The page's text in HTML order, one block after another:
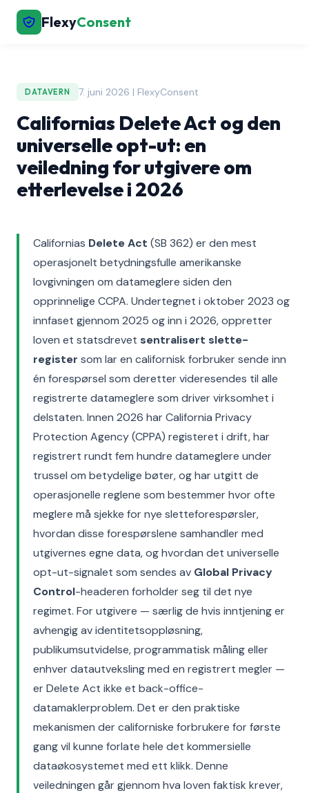
FlexyConsent
DATAVERN 7. juni 2026 | FlexyConsent
Californias Delete Act og den
universelle opt-ut: en
veiledning for utgivere om
etterlevelse i 2026
Californias Delete Act (SB 362) er den mest
operasjonelt betydningsfulle amerikanske
lovgivningen om datameglere siden den
opprinnelige CCPA. Undertegnet i oktober 2023 og
innfaset gjennom 2025 og inn i 2026, oppretter
loven et statsdrevet sentralisert slette-
register som lar en californisk forbruker sende inn
én forespørsel som deretter videresendes til alle
registrerte datameglere som driver virksomhet i
delstaten. Innen 2026 har California Privacy
Protection Agency (CPPA) registeret i drift, har
registrert rundt fem hundre datameglere under
trussel om betydelige bøter, og har utgitt de
operasjonelle reglene som bestemmer hvor ofte
meglere må sjekke for nye sletteforespørsler,
hvordan disse forespørslene samhandler med
utgivernes egne data, og hvordan det universelle
opt-ut-signalet som sendes av Global Privacy
Control-headeren forholder seg til det nye
regimet. For utgivere — særlig de hvis inntjening er
avhengig av identitetsoppløsning,
publikumsutvidelse, programmatisk måling eller
enhver datautveksling med en registrert megler —
er Delete Act ikke et back-office-
datamaklerproblem. Det er den praktiske
mekanismen der californiske forbrukere for første
gang vil kunne forlate hele det kommersielle
dataøkosystemet med ett klikk. Denne
veiledningen går gjennom hva loven faktisk krever,